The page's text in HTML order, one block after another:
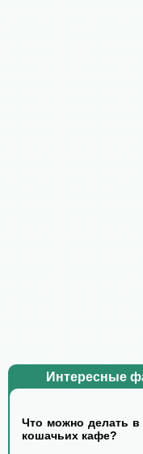
Интересные
Что можно делать в
кошачьих кафе?